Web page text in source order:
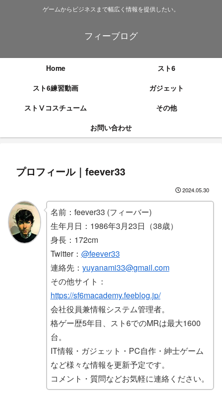
ゲームからビジネスまで幅広く情報を提供したい。
フィーブログ
Home
スト6
スト6練習動画
ガジェット
ストⅤコスチューム
その他
お問い合わせ
プロフィール｜feever33
2024.05.30
名前：feever33 (フィーバー)
生年月日：1986年3月23日（38歳）
身長：172cm
Twitter： @feever33
連絡先： yuyanami33@gmail.com
その他サイト：
https://sf6macademy.feeblog.jp/
会社役員兼情報システム管理者。
格ゲー歴5年目、スト6でのMRは最大1600
台。
IT情報・ガジェット・PC自作・紳士ゲーム
など様々な情報を更新予定です。
コメント・質問などお気軽に連絡ください。